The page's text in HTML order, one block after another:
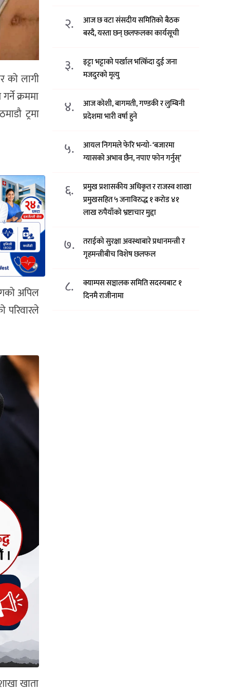
को लागी
क्रममा
ट्रमा
अपिल‌
खाता
२.
आज छ वटा संसदीय समितिको बैठक
बस्दै, यस्ता छन् छलफलका कार्यसूची
३.
इट्टा भट्टाको पर्खाल भत्किँदा दुई जना
मजदुरको मृत्यु
४.
आज कोशी, बागमती, गण्डकी र लुम्बिनी
प्रदेशमा भारी वर्षा हुने
५.
आयल निगमले फेरि भन्याे- ‘बजारमा
ग्यासको अभाव छैन, नपाए फोन गर्नुस्’
६.
प्रमुख प्रशासकीय अधिकृत र राजस्व शाखा
प्रमुखसहित ५ जनाविरुद्ध १ करोड ४१
लाख रुपैयाँको भ्रष्टाचार मुद्दा
७.
तराईको सुरक्षा अवस्थाबारे प्रधानमन्त्री र
गृहमन्त्रीबीच विशेष छलफल
८.
क्याम्पस सञ्चालक समिति सदस्यबाट १
दिनमै राजीनामा